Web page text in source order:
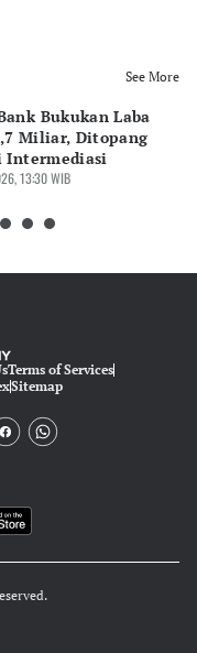
See More
Bukukan Laba
Miliar, Ditopang
Intermediasi
13:30 WIB
Terms of Services
Sitemap